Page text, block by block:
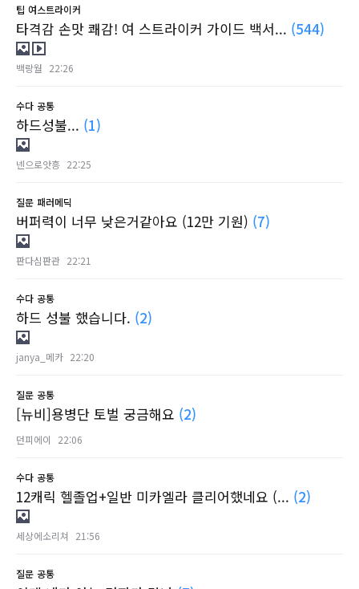
팁 여스트라이커
타격감 손맛 쾌감! 여 스트라이커 가이드 백서... (544)
백랑월 22:26
수다 공통
하드성불... (1)
넨으로앗흥 22:25
질문 패러메딕
버퍼력이 너무 낮은거같아요 (12만 기원) (7)
판다심판관 22:21
수다 공통
하드 성불 했습니다. (2)
janya_메카 22:20
질문 공통
[뉴비]용병단 토벌 궁금해요 (2)
던피에이 22:06
수다 공통
12캐릭 헬졸업+일반 미카엘라 클리어했네요 (... (2)
세상에소리쳐 21:56
질문 공통